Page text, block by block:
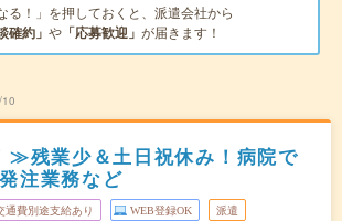
る！」を押しておくと、派遣会社から
確約」 や 「応募歓迎」 が届きます！
残業少＆土日祝休み！病院で
注業務など
通費別途支給あり WEB登録OK 派遣